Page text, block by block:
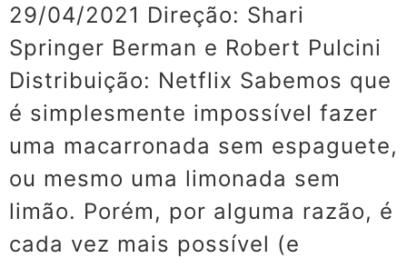
29/04/2021 Direção: Shari
Springer Berman e Robert Pulcini
Distribuição: Netflix Sabemos que
é simplesmente impossível fazer
uma macarronada sem espaguete,
ou mesmo uma limonada sem
limão. Porém, por alguma razão, é
cada vez mais possível (e